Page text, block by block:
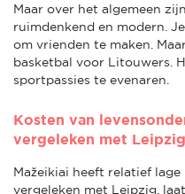
Maar over het algemeen
ruimdenkend en modern.
om vrienden te maken.
basketbal voor Litouwers.
sportpassies te evenaren.
Kosten van
vergeleken met Leipzig
Mažeikiai heeft relatief
vergeleken met Leipzig,